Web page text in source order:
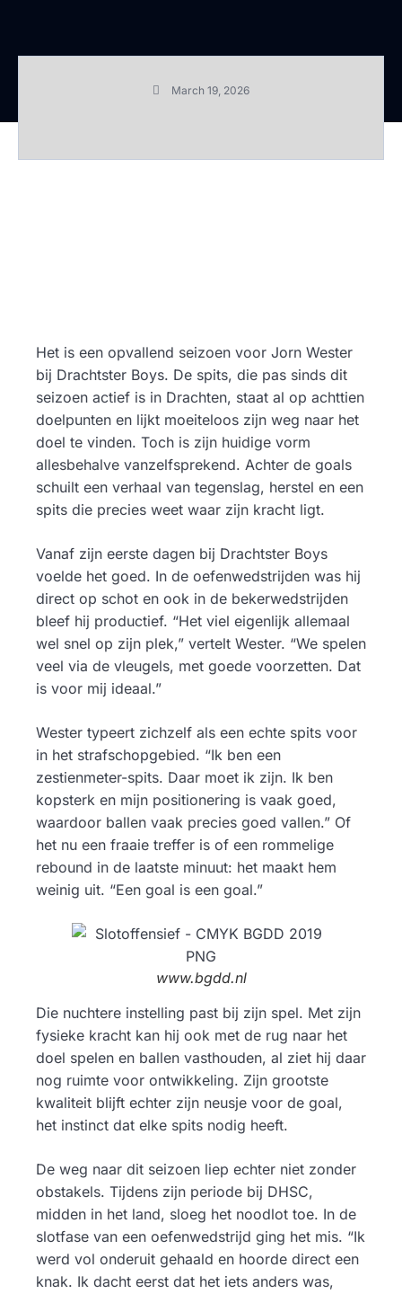
March 19, 2026
Het is een opvallend seizoen voor Jorn Wester
bij Drachtster Boys. De spits, die pas sinds dit
seizoen actief is in Drachten, staat al op achttien
doelpunten en lijkt moeiteloos zijn weg naar het
doel te vinden. Toch is zijn huidige vorm
allesbehalve vanzelfsprekend. Achter de goals
schuilt een verhaal van tegenslag, herstel en een
spits die precies weet waar zijn kracht ligt.
Vanaf zijn eerste dagen bij Drachtster Boys
voelde het goed. In de oefenwedstrijden was hij
direct op schot en ook in de bekerwedstrijden
bleef hij productief. “Het viel eigenlijk allemaal
wel snel op zijn plek,” vertelt Wester. “We spelen
veel via de vleugels, met goede voorzetten. Dat
is voor mij ideaal.”
Wester typeert zichzelf als een echte spits voor
in het strafschopgebied. “Ik ben een
zestienmeter-spits. Daar moet ik zijn. Ik ben
kopsterk en mijn positionering is vaak goed,
waardoor ballen vaak precies goed vallen.” Of
het nu een fraaie treffer is of een rommelige
rebound in de laatste minuut: het maakt hem
weinig uit. “Een goal is een goal.”
www.bgdd.nl
Die nuchtere instelling past bij zijn spel. Met zijn
fysieke kracht kan hij ook met de rug naar het
doel spelen en ballen vasthouden, al ziet hij daar
nog ruimte voor ontwikkeling. Zijn grootste
kwaliteit blijft echter zijn neusje voor de goal,
het instinct dat elke spits nodig heeft.
De weg naar dit seizoen liep echter niet zonder
obstakels. Tijdens zijn periode bij DHSC,
midden in het land, sloeg het noodlot toe. In de
slotfase van een oefenwedstrijd ging het mis. “Ik
werd vol onderuit gehaald en hoorde direct een
knak. Ik dacht eerst dat het iets anders was,